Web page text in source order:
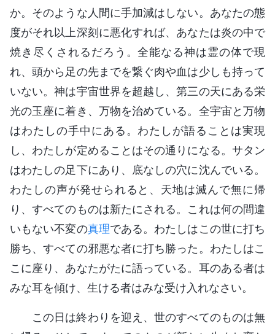
か。そのような人間に手加減はしない。あなたの態
度がそれ以上深刻に悪化すれば、あなたは炎の中で
焼き尽くされるだろう。全能なる神は霊の体で現
れ、頭から足の先までを繋ぐ肉や血は少しも持って
いない。神は宇宙世界を超越し、第三の天にある栄
光の玉座に着き、万物を治めている。全宇宙と万物
はわたしの手中にある。わたしが語ることは実現
し、わたしが定めることはその通りになる。サタン
はわたしの足下にあり、底なしの穴に沈んでいる。
わたしの声が発せられると、天地は滅んで無に帰
り、すべてのものは新たにされる。これは何の間違
いもない不変の真理である。わたしはこの世に打ち
勝ち、すべての邪悪な者に打ち勝った。わたしはこ
こに座り、あなたがたに語っている。耳のある者は
みな耳を傾け、生ける者はみな受け入れなさい。
この日は終わりを迎え、世のすべてのものは無